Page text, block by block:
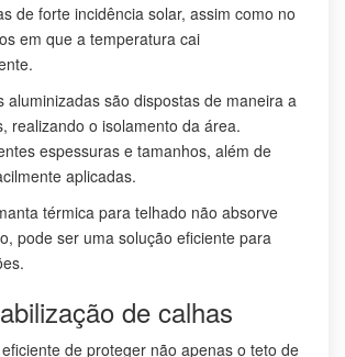
de forte incidência solar, assim como no
em que a temperatura cai
aluminizadas são dispostas de maneira a
realizando o isolamento da área.
espessuras e tamanhos, além de
aplicadas.
térmica para telhado não absorve
pode ser uma solução eficiente para
de calhas
de proteger não apenas o teto de